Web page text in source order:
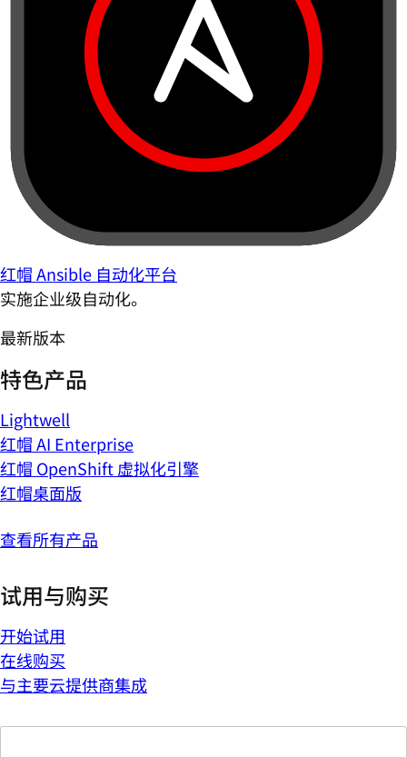
红帽 Ansible 自动化平台
实施企业级自动化。
最新版本
特色产品
Lightwell
红帽 AI Enterprise
红帽 OpenShift 虚拟化引擎
红帽桌面版
查看所有产品
试用与购买
开始试用
在线购买
与主要云提供商集成